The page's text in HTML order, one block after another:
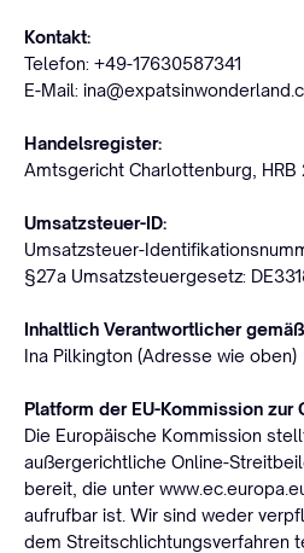
Kontakt:
Telefon: +49-17630587341
E-Mail:
Handelsregister:
Amtsgericht Charlottenburg, HRB
Umsatzsteuer-ID:
Umsatzsteuer-
§27a Umsatzsteuergesetz:
Inhaltlich Verantwortlicher
Ina Pilkington (Adresse wie oben)
Platform der EU-Kommission zur
Die Europäische Kommission
außergerichtliche Online-
bereit, die unter
aufrufbar ist. Wir sind weder
dem Streitschlichtungsverfahren